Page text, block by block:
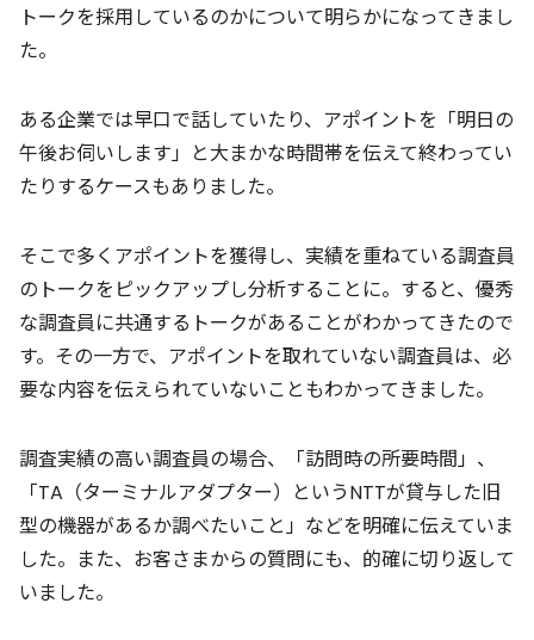
トークを採用しているのかについて明らかになってきまし
た。
ある企業では早口で話していたり、アポイントを「明日の
午後お伺いします」と大まかな時間帯を伝えて終わってい
たりするケースもありました。
そこで多くアポイントを獲得し、実績を重ねている調査員
のトークをピックアップし分析することに。すると、優秀
な調査員に共通するトークがあることがわかってきたので
す。その一方で、アポイントを取れていない調査員は、必
要な内容を伝えられていないこともわかってきました。
調査実績の高い調査員の場合、「訪問時の所要時間」、
「TA（ターミナルアダプター）というNTTが貸与した旧
型の機器があるか調べたいこと」などを明確に伝えていま
した。また、お客さまからの質問にも、的確に切り返して
いました。